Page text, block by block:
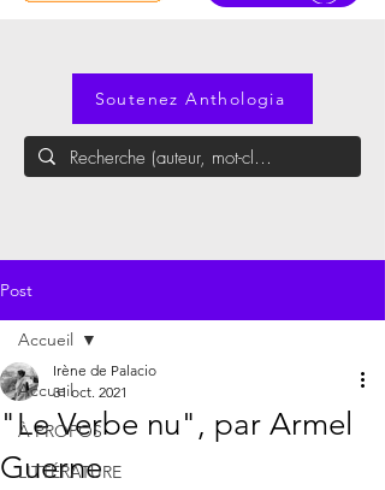
Soutenez Anthologia
Post
Accueil
À PROPOS
LITTÉRATURE
Accueil
"Le Verbe nu", par Armel
Guerne
Irène de Palacio
31 oct. 2021